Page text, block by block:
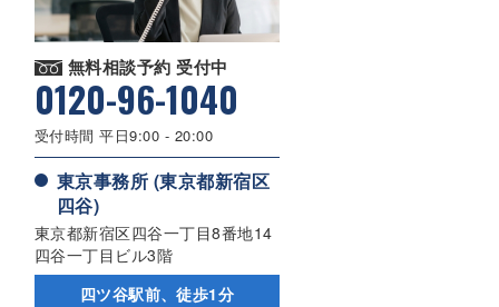
無料相談予約 受付中
0120-96-1040
受付時間 平日9:00 - 20:00
東京事務所 (東京都新宿区
四谷)
東京都新宿区四谷一丁目8番地14
四谷一丁目ビル3階
四ツ谷駅前、徒歩1分